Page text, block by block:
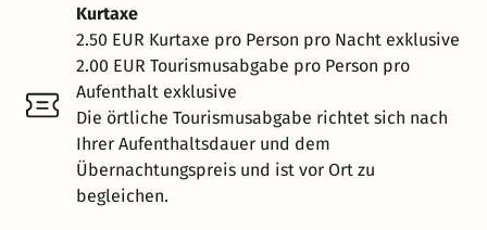
Kurtaxe
2.50 EUR Kurtaxe pro Person pro Nacht exklusive
2.00 EUR Tourismusabgabe pro Person pro
Aufenthalt exklusive
Die örtliche Tourismusabgabe richtet sich nach
Ihrer Aufenthaltsdauer und dem
Übernachtungspreis und ist vor Ort zu
begleichen.